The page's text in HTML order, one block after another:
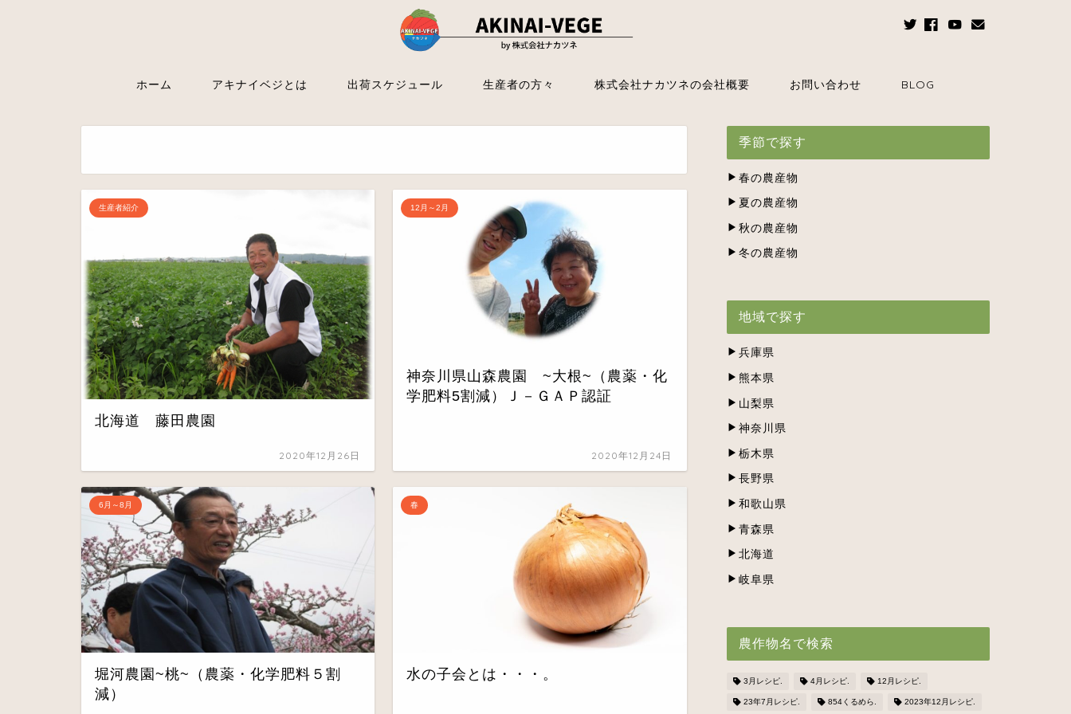
ホーム アキナイベジとは 出荷スケジュール 生産者の方々 株式会社ナカツネの会社概要 お問い合わせ BLOG
生産者紹介
北海道 藤田農園
2020年12月26日
12月～2月
神奈川県山森農園 ~大根~（農薬・化
学肥料5割減）Ｊ－ＧＡＰ認証
2020年12月24日
6月～8月
堀河農園~桃~（農薬・化学肥料５割
減）
春
水の子会とは・・・。
季節で探す
春の農産物
夏の農産物
秋の農産物
冬の農産物
地域で探す
兵庫県
熊本県
山梨県
神奈川県
栃木県
長野県
和歌山県
青森県
北海道
岐阜県
農作物名で検索
3月レシピ. 4月レシピ. 12月レシピ.
23年7月レシピ. 854くるめら. 2023年12月レシピ.